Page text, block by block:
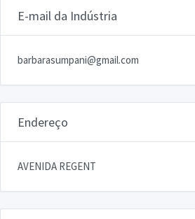
E-mail da Indústria
barbarasumpani@gmail.com
Endereço
AVENIDA REGENT